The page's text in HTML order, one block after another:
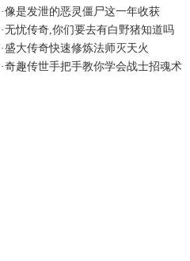
·像是发泄的恶灵僵尸这一年收获
·无忧传奇,你们要去有白野猪知道吗
·盛大传奇快速修炼法师灭天火
·奇趣传世手把手教你学会战士招魂术